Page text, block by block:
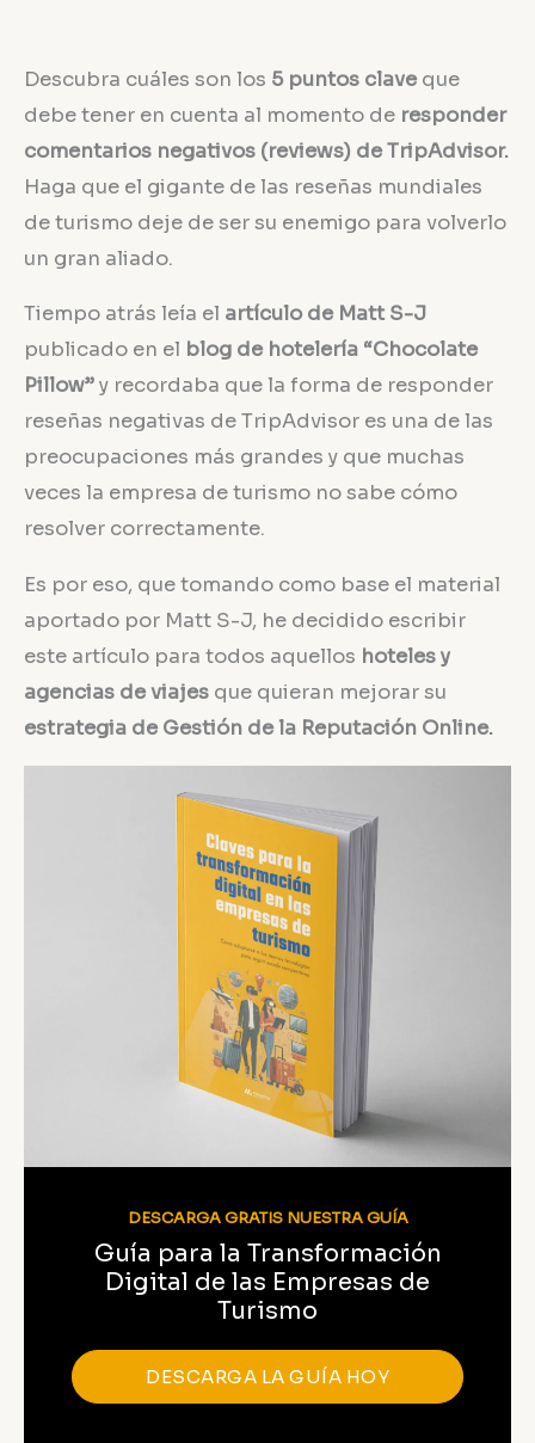
Descubra cuáles son los 5 puntos claveque
debe tener en cuenta al momento de responder
comentarios negativos (reviews) de TripAdvisor.
Haga que el gigante de las reseñas mundiales
de turismo deje de ser su enemigo para volverlo
un gran aliado.
Tiempo atrás leía el artículo de Matt S-J
publicado en el blog de hotelería “Chocolate
Pillow”y recordaba que la forma de responder
reseñas negativas de TripAdvisor es una de las
preocupaciones más grandes y que muchas
veces la empresa de turismo no sabe cómo
resolver correctamente.
Es por eso, que tomando como base el material
aportado por Matt S-J, he decidido escribir
este artículo para todos aquellos hoteles y
agencias de viajes que quieran mejorar su
estrategia de Gestión de la Reputación Online.
DESCARGA GRATIS NUESTRA GUÍA
Guía para la Transformación
Digital de las Empresas de
Turismo
DESCARGA LA GUÍA HOY